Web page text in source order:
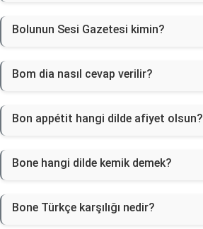
Bolunun Sesi Gazetesi kimin?
Bom dia nasıl cevap verilir?
Bon appétit hangi dilde afiyet olsun?
Bone hangi dilde kemik demek?
Bone Türkçe karşılığı nedir?